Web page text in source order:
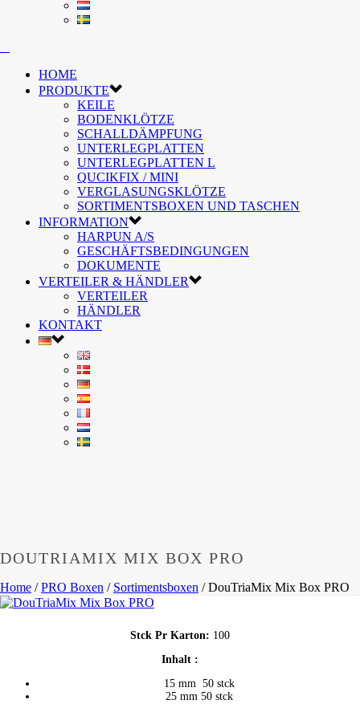
HOME
PRODUKTE
KEILE
BODENKLÖTZE
SCHALLDÄMPFUNG
UNTERLEGPLATTEN
UNTERLEGPLATTEN L
QUCIKFIX / MINI
VERGLASUNGSKLÖTZE
SORTIMENTSBOXEN UND TASCHEN
INFORMATION
HARPUN A/S
GESCHÄFTSBEDINGUNGEN
DOKUMENTE
VERTEILER & HÄNDLER
VERTEILER
HÄNDLER
KONTAKT
DOUTRIAMIX MIX BOX PRO
Home /PRO Boxen / Sortimentsboxen /DouTriaMix Mix Box PRO
Stck Pr Karton: 100
Inhalt :
15 mm 50 stck
25 mm 50 stck